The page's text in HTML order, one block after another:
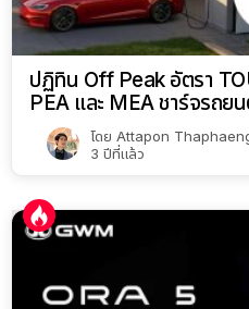
ปฏิทิน Off Peak อัตรา
PEA และ MEA ชาร์จรถย
โดย Attapon
3 ปีที่แล้ว